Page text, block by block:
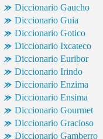
Diccionario Gaucho
Diccionario Guia
Diccionario Gotico
Diccionario Ixcateco
Diccionario Euribor
Diccionario Irindo
Diccionario Enzima
Diccionario Ensima
Diccionario Gourmet
Diccionario Gracioso
Diccionario Gamberro